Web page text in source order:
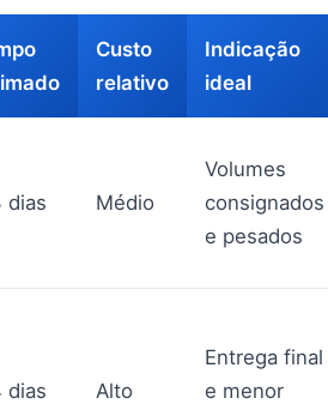
Custo
relativo
Indicação
ideal
dias Médio
Volumes
consignados
e pesados
dias Alto
Entrega final
e menor